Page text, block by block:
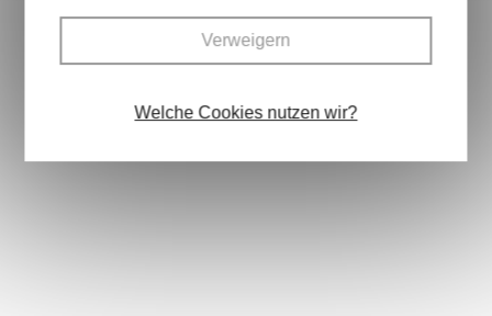
Registrierung abschließen
Verweigern
Welche Cookies nutzen wir?